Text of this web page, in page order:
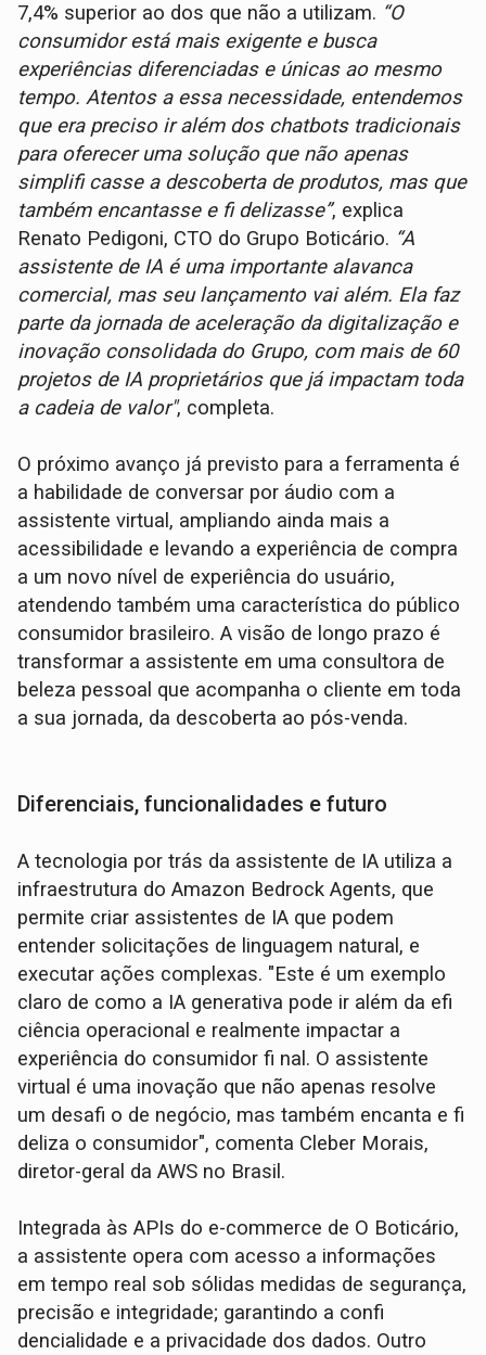
7,4% superior ao dos que não a utilizam. “O
consumidor está mais exigente e busca
experiências diferenciadas e únicas ao mesmo
tempo. Atentos a essa necessidade, entendemos
que era preciso ir além dos chatbots tradicionais
para oferecer uma solução que não apenas
simplifi casse a descoberta de produtos, mas que
também encantasse e fi delizasse”, explica
Renato Pedigoni, CTO do Grupo Boticário. “A
assistente de IA é uma importante alavanca
comercial, mas seu lançamento vai além. Ela faz
parte da jornada de aceleração da digitalização e
inovação consolidada do Grupo, com mais de 60
projetos de IA proprietários que já impactam toda
a cadeia de valor", completa.
O próximo avanço já previsto para a ferramenta é
a habilidade de conversar por áudio com a
assistente virtual, ampliando ainda mais a
acessibilidade e levando a experiência de compra
a um novo nível de experiência do usuário,
atendendo também uma característica do público
consumidor brasileiro. A visão de longo prazo é
transformar a assistente em uma consultora de
beleza pessoal que acompanha o cliente em toda
a sua jornada, da descoberta ao pós-venda.
Diferenciais, funcionalidades e futuro
A tecnologia por trás da assistente de IA utiliza a
infraestrutura do Amazon Bedrock Agents, que
permite criar assistentes de IA que podem
entender solicitações de linguagem natural, e
executar ações complexas. "Este é um exemplo
claro de como a IA generativa pode ir além da efi
ciência operacional e realmente impactar a
experiência do consumidor fi nal. O assistente
virtual é uma inovação que não apenas resolve
um desafi o de negócio, mas também encanta e fi
deliza o consumidor", comenta Cleber Morais,
diretor-geral da AWS no Brasil.
Integrada às APIs do e-commerce de O Boticário,
a assistente opera com acesso a informações
em tempo real sob sólidas medidas de segurança,
precisão e integridade; garantindo a confi
dencialidade e a privacidade dos dados. Outro